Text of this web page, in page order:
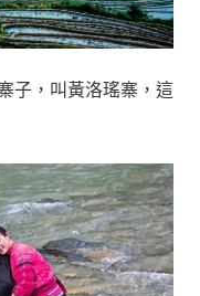
子，叫黃洛瑤寨，這